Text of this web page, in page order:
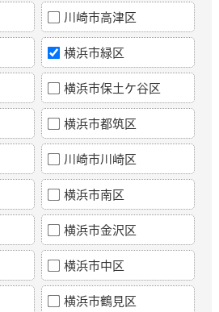
川崎市高津区
横浜市緑区
横浜市保土ケ谷区
横浜市都筑区
川崎市川崎区
横浜市南区
横浜市金沢区
横浜市中区
横浜市鶴見区